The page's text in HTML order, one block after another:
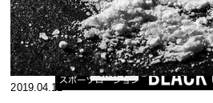
ン、システイ
ン～
2019.05.03
その他アミノ
酸やアミノ酸
類縁物質～フ
ェニルアラニ
栄養学
2019.04.11